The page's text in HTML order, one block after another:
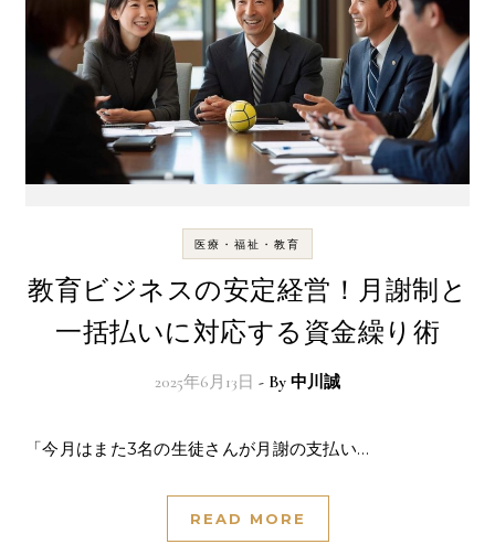
医療・福祉・教育
教育ビジネスの安定経営！月謝制と
一括払いに対応する資金繰り術
2025年6月13日 - By 中川誠
「今月はまた3名の生徒さんが月謝の支払い…
READ MORE